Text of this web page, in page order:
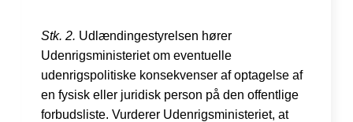
Stk. 2. Udlændingestyrelsen hører
Udenrigsministeriet om eventuelle
udenrigspolitiske konsekvenser af optagelse af
en fysisk eller juridisk person på den offentlige
forbudsliste. Vurderer Udenrigsministeriet, at